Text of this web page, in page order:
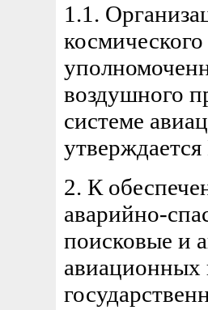
1.1.
воздушного
системе
2. К
аварийно-
поисковые и
авиационных